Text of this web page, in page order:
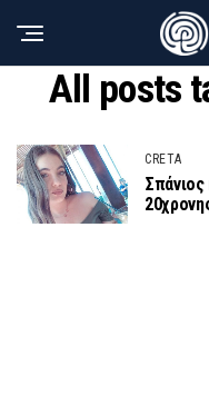
All posts
CRETA
Σπάνιος